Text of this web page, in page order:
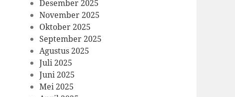
Desember 2025
November 2025
Oktober 2025
September 2025
Agustus 2025
Juli 2025
Juni 2025
Mei 2025